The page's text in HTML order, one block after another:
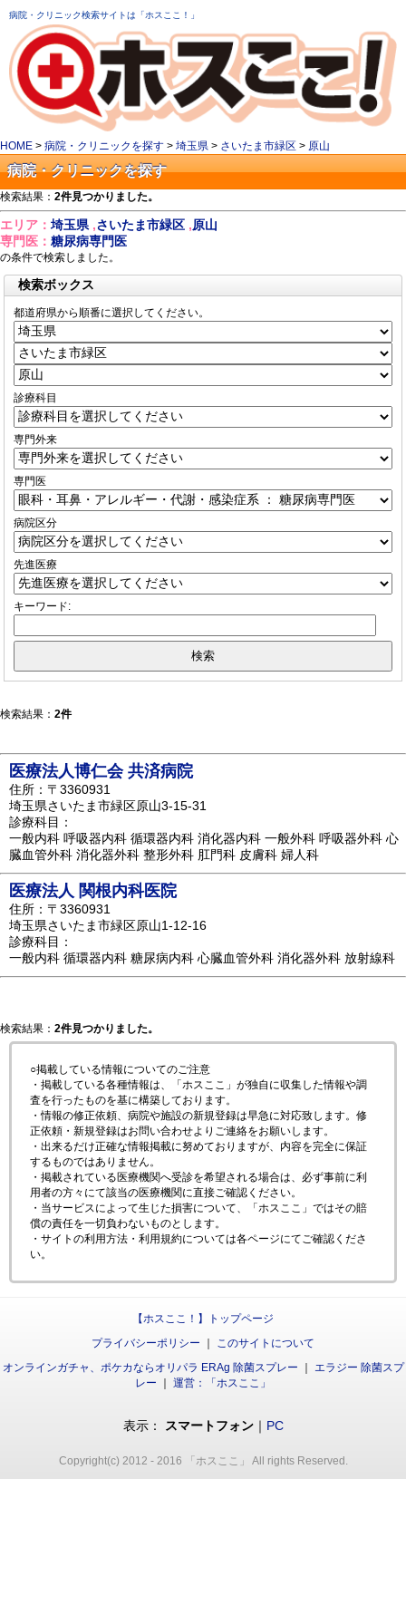
病院・クリニック検索サイトは「ホスここ！」
HOME > 病院・クリニックを探す > 埼玉県 > さいたま市緑区 > 原山
病院・クリニックを探す
検索結果： 2件見つかりました。
エリア： 埼玉県,さいたま市緑区 ,原山
専門医： 糖尿病専門医
の条件で検索しました。
検索ボックス
都道府県から順番に選択してください。
診療科目
専門外来
専門医
病院区分
先進医療
キーワード:
検索結果： 2件
医療法人博仁会 共済病院
住所：〒3360931
埼玉県さいたま市緑区原山3-15-31
診療科目：
一般内科 呼吸器内科 循環器内科 消化器内科 一般外科 呼吸器外科 心
臓血管外科 消化器外科 整形外科 肛門科 皮膚科 婦人科
医療法人 関根内科医院
住所：〒3360931
埼玉県さいたま市緑区原山1-12-16
診療科目：
一般内科 循環器内科 糖尿病内科 心臓血管外科 消化器外科 放射線科
検索結果： 2件見つかりました。
○掲載している情報についてのご注意
・掲載している各種情報は、「ホスここ」が独自に収集した情報や調
査を行ったものを基に構築しております。
・情報の修正依頼、病院や施設の新規登録は早急に対応致します。修
正依頼・新規登録はお問い合わせよりご連絡をお願いします。
・出来るだけ正確な情報掲載に努めておりますが、内容を完全に保証
するものではありません。
・掲載されている医療機関へ受診を希望される場合は、必ず事前に利
用者の方々にて該当の医療機関に直接ご確認ください。
・当サービスによって生じた損害について、「ホスここ」ではその賠
償の責任を一切負わないものとします。
・サイトの利用方法・利用規約については各ページにてご確認くださ
い。
【ホスここ！】トップページ
プライバシーポリシー
このサイトについて
オンラインガチャ、ポケカならオリパラ ERAg 除菌スプレー
エラジー 除菌スプ
レー
運営：「ホスここ」
表示： スマートフォン｜ PC
Copyright(c) 2012 - 2016 「ホスここ」 All rights Reserved.